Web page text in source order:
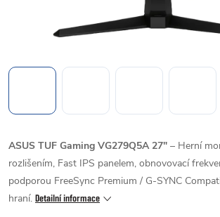
ASUS TUF Gaming VG279Q5A 27" – Herní
rozlišením, Fast IPS panelem, obnovovací
podporou FreeSync Premium / G-SYNC
hraní. Detailní informace